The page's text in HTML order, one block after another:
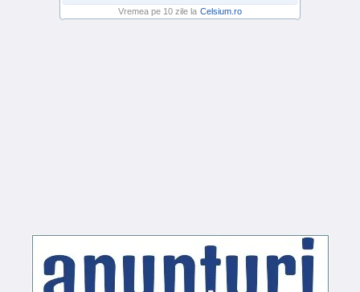
Vremea pe 10 zile la Celsium.ro